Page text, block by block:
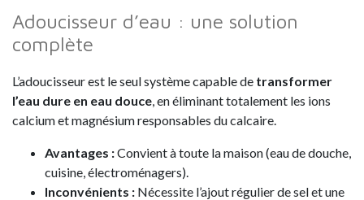
Adoucisseur d’eau : une solution
complète
L’adoucisseur est le seul système capable de transformer
l’eau dure en eau douce , en éliminant totalement les ions
calcium et magnésium responsables du calcaire.
Avantages :Convient à toute la maison (eau de douche,
cuisine, électroménagers).
Inconvénients : Nécessite l’ajout régulier de sel et une